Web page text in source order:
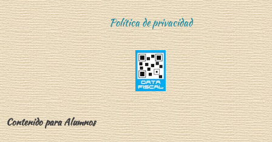
Política de privacidad
Contenido para Alumnos